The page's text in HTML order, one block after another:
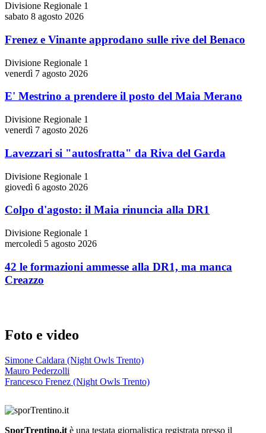
Divisione Regionale 1
sabato 8 agosto 2026
Frenez e Vinante approdano sulle rive del Benaco
Divisione Regionale 1
venerdì 7 agosto 2026
E' Mestrino a prendere il posto del Maia Merano
Divisione Regionale 1
venerdì 7 agosto 2026
Lavezzari si "autosfratta" da Riva del Garda
Divisione Regionale 1
giovedì 6 agosto 2026
Colpo d'agosto: il Maia rinuncia alla DR1
Divisione Regionale 1
mercoledì 5 agosto 2026
42 le formazioni ammesse alla DR1, ma manca
Creazzo
Foto e video
Simone Caldara (Night Owls Trento)
Mauro Pederzolli
Francesco Frenez (Night Owls Trento)
SporTrentino.it è una testata giornalistica registrata presso il